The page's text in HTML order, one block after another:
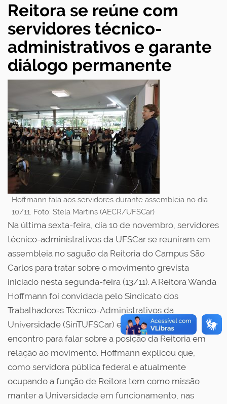
Reitora se reúne com
servidores técnico-
administrativos e garante
diálogo permanente
Hoffmann fala aos servidores durante assembleia no dia
10/11. Foto: Stela Martins (AECR/UFSCar)
Na última sexta-feira, dia 10 de novembro, servidores
técnico-administrativos da UFSCar se reuniram em
assembleia no saguão da Reitoria do Campus São
Carlos para tratar sobre o movimento grevista
iniciado nesta segunda-feira (13/11). A Reitora Wanda
Hoffmann foi convidada pelo Sindicato dos
Trabalhadores Técnico-Administrativos da
Universidade (SinTUFSCar) e compareceu ao
encontro para falar sobre a posição da Reitoria em
relação ao movimento. Hoffmann explicou que,
como servidora pública federal e atualmente
ocupando a função de Reitora tem como missão
manter a Universidade em funcionamento, nas